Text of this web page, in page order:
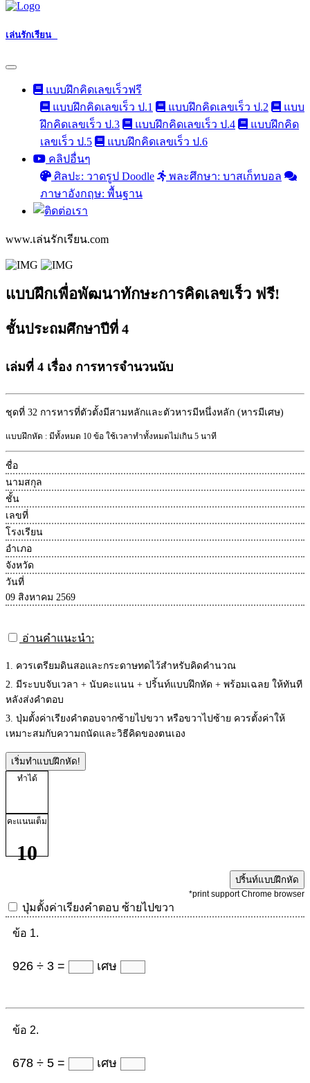
เล่นรักเรียน
แบบฝึกคิดเลขเร็วฟรี
แบบฝึกคิดเลขเร็ว ป.1
แบบฝึกคิดเลขเร็ว ป.2
แบบ
ฝึกคิดเลขเร็ว ป.3
แบบฝึกคิดเลขเร็ว ป.4
แบบฝึกคิด
เลขเร็ว ป.5
แบบฝึกคิดเลขเร็ว ป.6
คลิปอื่นๆ
ศิลปะ: วาดรูป Doodle
พละศึกษา: บาสเก็ทบอล
ภาษาอังกฤษ: พื้นฐาน
www.เล่นรักเรียน.com
แบบฝึกเพื่อพัฒนาทักษะการคิดเลขเร็ว ฟรี!
ชั้นประถมศึกษาปีที่ 4
เล่มที่ 4 เรื่อง การหารจำนวนนับ
ชุดที่ 32 การหารที่ตัวตั้งมีสามหลักและตัวหารมีหนึ่งหลัก (หารมีเศษ)
แบบฝึกหัด : มีทั้งหมด 10 ข้อ ใช้เวลาทำทั้งหมดไม่เกิน 5 นาที
ชื่อ
นามสกุล
ชั้น
เลขที่
โรงเรียน
อำเภอ
จังหวัด
วันที่
09 สิงหาคม 2569
อ่านคำแนะนำ:
1. ควรเตรียมดินสอและกระดาษทดไว้สำหรับคิดคำนวณ
2. มีระบบจับเวลา + นับคะแนน + ปริ้นท์แบบฝึกหัด + พร้อมเฉลย ให้ทันที
หลังส่งคำตอบ
3. ปุ่มตั้งค่าเรียงคำตอบจากซ้ายไปขวา หรือขวาไปซ้าย ควรตั้งค่าให้
เหมาะสมกับความถนัดและวิธีคิดของตนเอง
เริ่มทำแบบฝึกหัด!
ทำได้
คะแนนเต็ม
10
ปริ้นท์แบบฝึกหัด
*print support Chrome browser
ปุ่มตั้งค่าเรียงคำตอบ ซ้ายไปขวา
ข้อ 1.
926 ÷ 3 = เศษ
ข้อ 2.
678 ÷ 5 = เศษ